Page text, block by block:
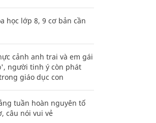
học lớp 8, 9 cơ bản cần
cảnh anh trai và em gái
người tinh ý còn phát
giáo dục con
tuần hoàn nguyên tố
câu nói vui vẻ